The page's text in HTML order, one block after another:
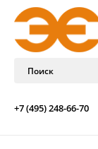
+7 (495) 248-66-70